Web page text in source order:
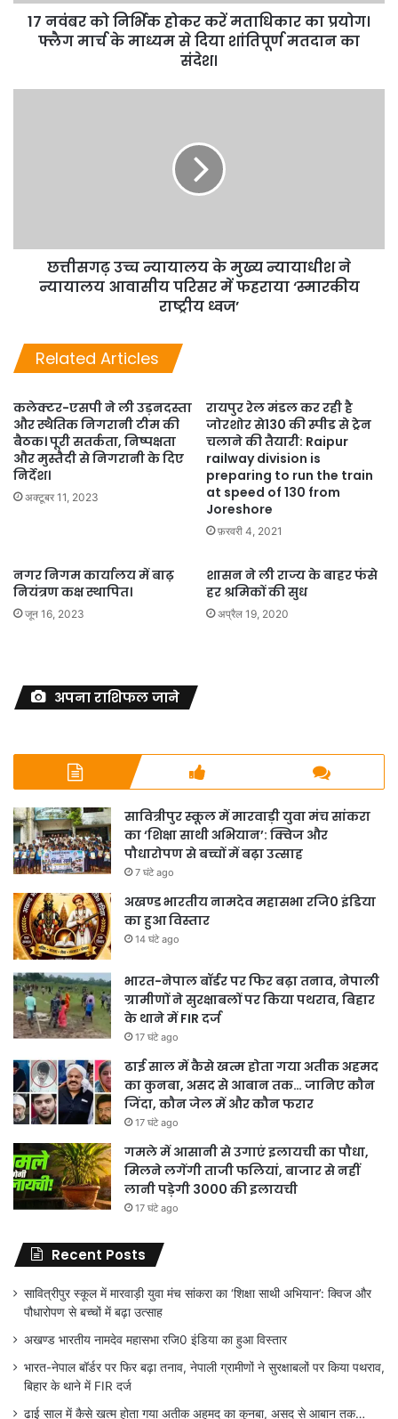
17 नवंबर को निर्भिक होकर करें मताधिकार का प्रयोग।
फ्लैग मार्च के माध्यम से दिया शांतिपूर्ण मतदान का
संदेश।
छत्तीसगढ़ उच्च न्यायालय के मुख्य न्यायाधीश ने
न्यायालय आवासीय परिसर में फहराया ‘स्मारकीय
राष्ट्रीय ध्वज’
Related Articles
कलेक्टर-एसपी ने ली उड़नदस्ता
और स्थैतिक निगरानी टीम की
बैठक। पूरी सतर्कता, निष्पक्षता
और मुस्तैदी से निगरानी के दिए
निर्देश।
अक्टूबर 11, 2023
रायपुर रेल मंडल कर रही है
जोरशोर से130 की स्पीड से ट्रेन
चलाने की तैयारी: Raipur
railway division is
preparing to run the train
at speed of 130 from
Joreshore
फ़रवरी 4, 2021
नगर निगम कार्यालय में बाढ़
नियंत्रण कक्ष स्थापित।
जून 16, 2023
शासन ने ली राज्य के बाहर फंसे
हर श्रमिकों की सुध
अप्रैल 19, 2020
अपना राशिफल जाने
सावित्रीपुर स्कूल में मारवाड़ी युवा मंच सांकरा
का ‘शिक्षा साथी अभियान’: क्विज और
पौधारोपण से बच्चों में बढ़ा उत्साह
7 घंटे ago
अखण्ड भारतीय नामदेव महासभा रजि0 इंडिया
का हुआ विस्तार
14 घंटे ago
भारत-नेपाल बॉर्डर पर फिर बढ़ा तनाव, नेपाली
ग्रामीणों ने सुरक्षाबलों पर किया पथराव, बिहार
के थाने में FIR दर्ज
17 घंटे ago
ढाई साल में कैसे खत्म होता गया अतीक अहमद
का कुनबा, असद से आबान तक… जानिए कौन
जिंदा, कौन जेल में और कौन फरार
17 घंटे ago
गमले में आसानी से उगाएं इलायची का पौधा,
मिलने लगेंगी ताजी फलियां, बाजार से नहीं
लानी पड़ेगी 3000 की इलायची
17 घंटे ago
Recent Posts
सावित्रीपुर स्कूल में मारवाड़ी युवा मंच सांकरा का ‘शिक्षा साथी अभियान’: क्विज और
पौधारोपण से बच्चों में बढ़ा उत्साह
अखण्ड भारतीय नामदेव महासभा रजि0 इंडिया का हुआ विस्तार
भारत-नेपाल बॉर्डर पर फिर बढ़ा तनाव, नेपाली ग्रामीणों ने सुरक्षाबलों पर किया पथराव,
बिहार के थाने में FIR दर्ज
ढाई साल में कैसे खत्म होता गया अतीक अहमद का कुनबा, असद से आबान तक…